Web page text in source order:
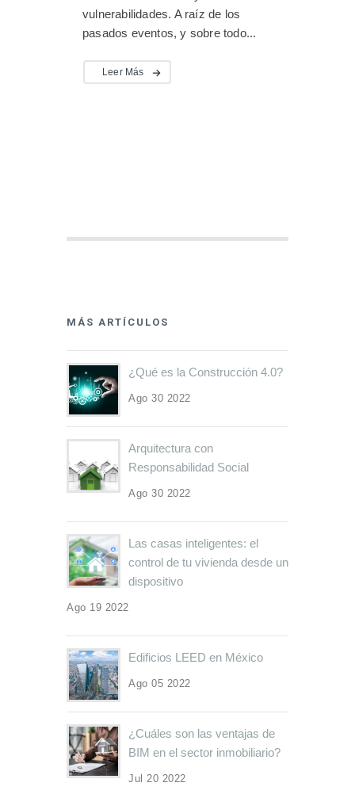
vulnerabilidades. A raíz de los
pasados eventos, y sobre todo...
Leer Más
MÁS ARTÍCULOS
¿Qué es la Construcción 4.0?
Ago 30 2022
Arquitectura con
Responsabilidad Social
Ago 30 2022
Las casas inteligentes: el
control de tu vivienda desde un
dispositivo
Ago 19 2022
Edificios LEED en México
Ago 05 2022
¿Cuáles son las ventajas de
BIM en el sector inmobiliario?
Jul 20 2022